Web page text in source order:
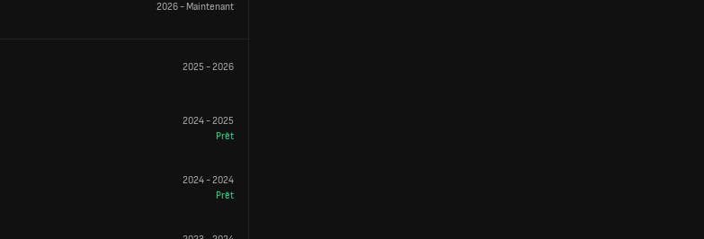
2026- Maintenant
2025 -2026
2024-2025
Prêt
2024-2024
Prêt